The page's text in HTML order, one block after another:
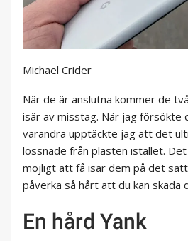
Michael Crider
När de är anslutna kommer de
isär av misstag. När jag försökte
varandra upptäckte jag att det
lossnade från plasten istället.
möjligt att få isär dem på det
påverka så hårt att du kan skada
En hård Yank